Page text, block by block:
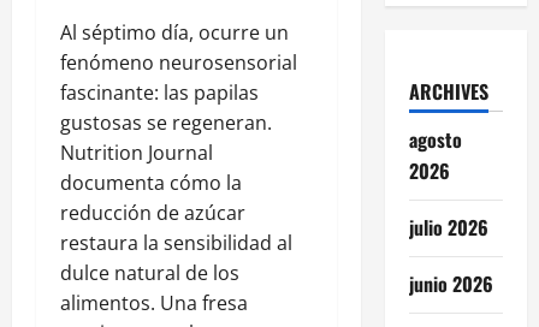
Al séptimo día, ocurre un
fenómeno neurosensorial
fascinante: las papilas
gustosas se regeneran.
Nutrition Journal
documenta cómo la
reducción de azúcar
restaura la sensibilidad al
dulce natural de los
alimentos. Una fresa
ARCHIVES
agosto
2026
julio 2026
junio 2026